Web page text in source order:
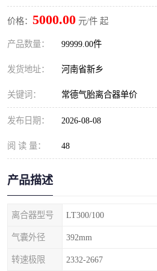
价格： 5000.00 元/件 起
产品数量： 99999.00件
发货地址： 河南省新乡
关键词： 常德气胎离合器单价
发布日期： 2026-08-08
阅 读 量： 48
产品描述
离合器型号 LT300/100
气囊外径 392mm
转速极限 2332-2667